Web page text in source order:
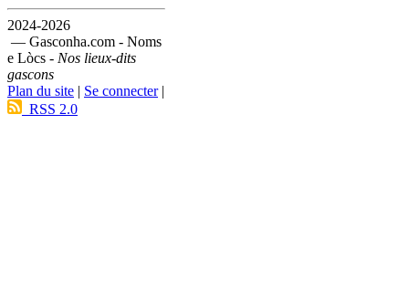
2024-2026
— Gasconha.com - Noms
e Lòcs - Nos lieux-dits
gascons
Plan du site | Se connecter|
RSS 2.0